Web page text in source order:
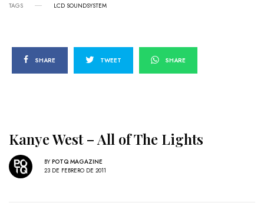
TAGS LCD SOUNDSYSTEM
SHARE TWEET SHARE
Kanye West – All of The Lights
BY POTQ MAGAZINE
23 DE FEBRERO DE 2011